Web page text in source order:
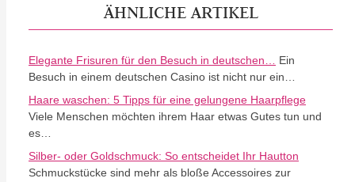
ÄHNLICHE ARTIKEL
Elegante Frisuren für den Besuch in deutschen…
Ein
Besuch in einem deutschen Casino ist nicht nur ein…
Haare waschen: 5 Tipps für eine gelungene Haarpflege
Viele Menschen möchten ihrem Haar etwas Gutes tun und
es…
Silber- oder Goldschmuck: So entscheidet Ihr Hautton
Schmuckstücke sind mehr als bloße Accessoires zur